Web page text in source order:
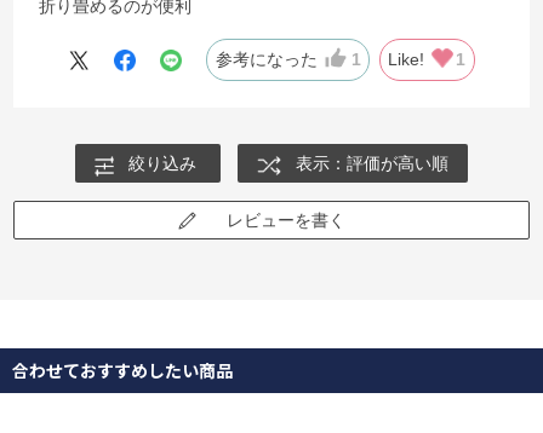
折り畳めるのが便利
参考になった 1 Like! 1
絞り込み 表示：評価が高い順
レビューを書く
合わせておすすめしたい商品